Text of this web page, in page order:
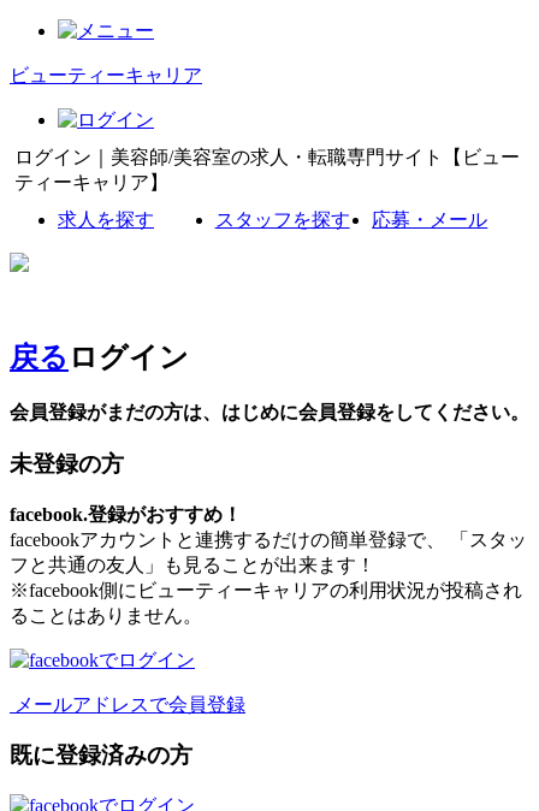
ビューティーキャリア
ログイン｜美容師/美容室の求人・転職専門サイト【ビュー
ティーキャリア】
求人を探す
スタッフを探す 応募・メール
戻る ログイン
会員登録がまだの方は、はじめに会員登録をしてください。
未登録の方
facebook.登録がおすすめ！
facebookアカウントと連携するだけの簡単登録で、 「スタッ
フと共通の友人」も見ることが出来ます！
※facebook側にビューティーキャリアの利用状況が投稿され
ることはありません。
メールアドレスで会員登録
既に登録済みの方